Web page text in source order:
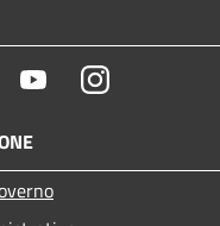
Twitter YoutubeInstagram